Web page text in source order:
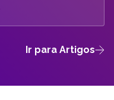
Ir para Artigos